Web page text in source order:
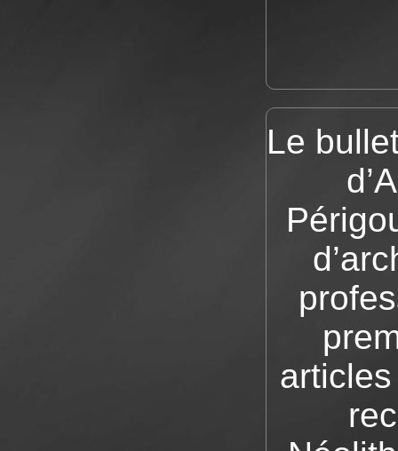
Le